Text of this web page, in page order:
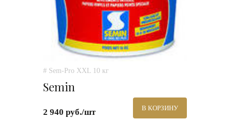
# Sem-Pro XXL 10 кг
Semin
2 940 руб./шт В КОРЗИНУ